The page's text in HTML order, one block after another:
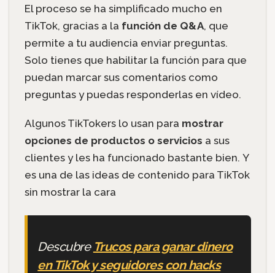
El proceso se ha simplificado mucho en
TikTok, gracias a la función de Q&A, que
permite a tu audiencia enviar preguntas.
Solo tienes que habilitar la función para que
puedan marcar sus comentarios como
preguntas y puedas responderlas en vídeo.
Algunos TikTokers lo usan para mostrar
opciones de productos o servicios a sus
clientes y les ha funcionado bastante bien. Y
es una de las ideas de contenido para TikTok
sin mostrar la cara
Descubre Trucos para ganar dinero
en TikTok y seguidores con hacks